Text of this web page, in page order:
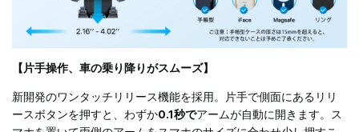
【片手操作、車の乗り降りがスムーズ】
新開発のワンタッチリリース機能を採用。片手で側面にあるリリ
ースボタンを押すと、わずか0.1秒でアームが自動に開きます。ス